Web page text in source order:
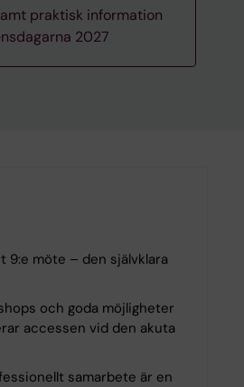
praktisk information
2027
9:e möte – den självklara
och goda möjligheter
accessen vid den akuta
samarbete är en